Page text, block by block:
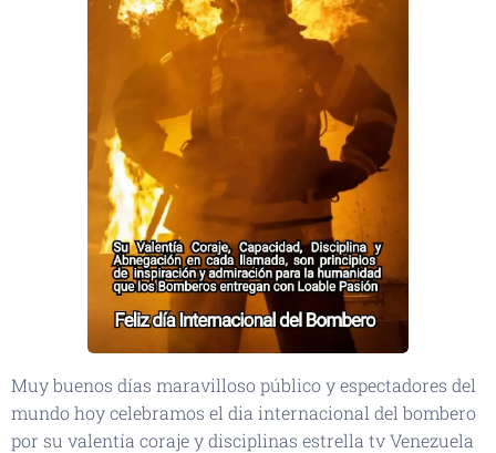
Muy buenos días maravilloso público y espectadores del
mundo hoy celebramos el dia internacional del bombero
por su valentía coraje y disciplinas estrella tv Venezuela